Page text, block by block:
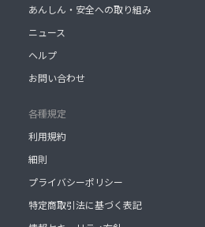
あんしん・安全への取り組み
ニュース
ヘルプ
お問い合わせ
各種規定
利用規約
細則
プライバシーポリシー
特定商取引法に基づく表記